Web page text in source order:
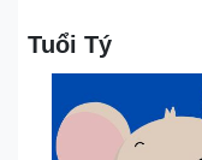
Tuổi Tý